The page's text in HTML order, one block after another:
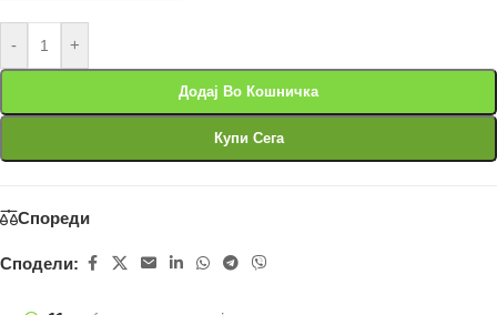
- +
Додај Во Кошничка
Купи Сега
Спореди
Сподели: